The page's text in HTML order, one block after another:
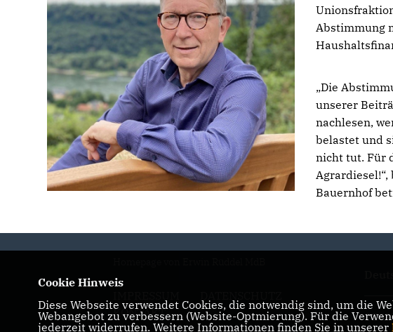
Abstimmung
Die
unserer
nachlesen,
belastet und
nicht tut. Für
Bauernhof
KONTAKT
CDU
Cookie Hinweis
Diese Webseite verwendet Cookies, die notwendig sind, um die
Webangebot zu verbessern (Website-Optmierung). Für die
jederzeit widerrufen. Weitere Informationen finden Sie in unserer